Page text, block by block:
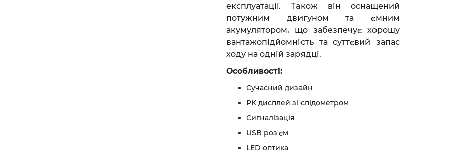
експлуатації. Також він оснащений
потужним двигуном та ємним
акумулятором, що забезпечує хорошу
вантажопідйомність та суттєвий запас
ходу на одній зарядці.
Особливості:
Сучасний дизайн
РК дисплей зі спідометром
Сигналізація
USB роз'єм
LED оптика